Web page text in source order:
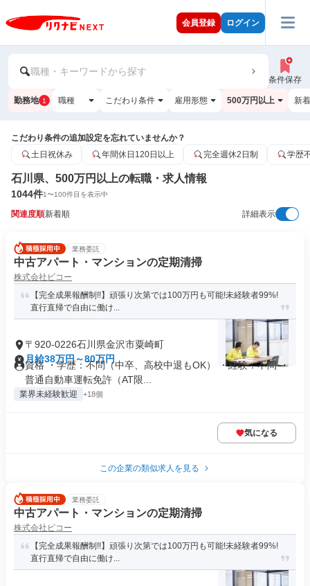
会員登録 ログイン
職種・キーワードから探す
条件保存
勤務地 1 職種 こだわり条件 雇用形態 500万円以上 新
こだわり条件の追加設定を忘れていませんか？
土日祝休み
年間休日120日以上 完全週休2日制 学歴
石川県、500万円以上の転職・求人情報
1044件1〜100件目を表示中
関連度順新着順 詳細表示
業務委託
中古アパート・マンションの定期清掃
株式会社ビコー
【完全成果報酬制!!】頑張り次第では100万円も可能!未経験者99%!
直行直帰で自由に働け...
〒920-0226石川県金沢市粟崎町
月給38万円～80万円
資格 ・学歴：不問（中卒、高校中退もOK） ・経験：不問 ・
普通自動車運転免許（AT限...
業界未経験歓迎 +18個
気になる
この企業の類似求人を見る
業務委託
中古アパート・マンションの定期清掃
株式会社ビコー
【完全成果報酬制!!】頑張り次第では100万円も可能!未経験者99%!
直行直帰で自由に働け...